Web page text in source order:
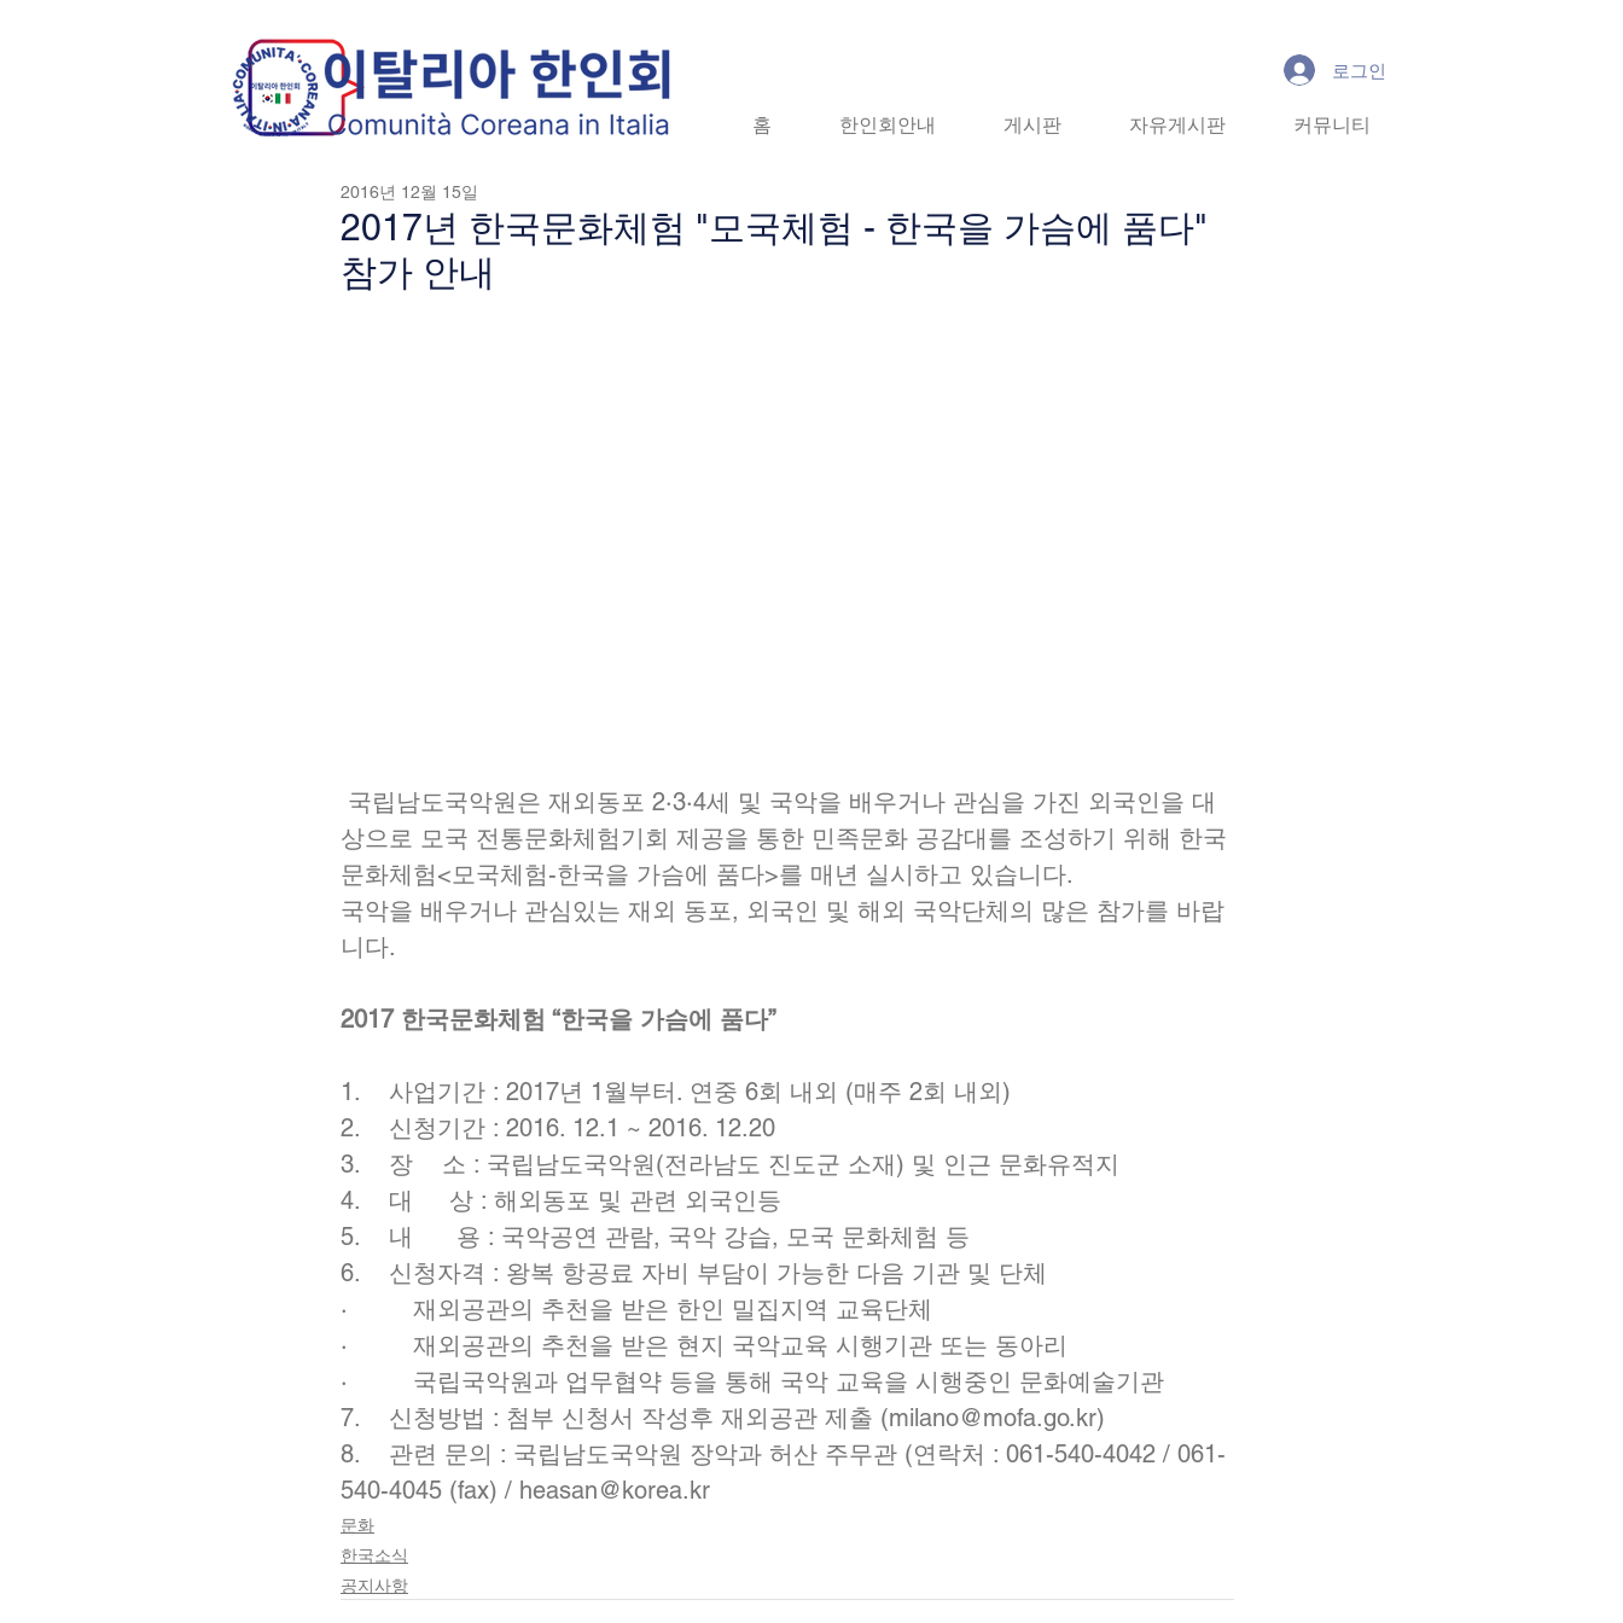
로그인
홈 한인회안내 게시판 자유게시판 커뮤니티
홈 한인회안내 게시판 자유게시판 커뮤니티 More
2017년 한국문화체험 "모국체험 - 한국을 가슴에 품다"
참가 안내
2016년 12월 15일
상으로 모국 전통문화체험기회 제공을 통한 민족문화 공감대를 조성하기 위해 한국
문화체험<모국체험-한국을 가슴에 품다>를 매년 실시하고 있습니다.
국악을 배우거나 관심있는 재외 동포, 외국인 및 해외 국악단체의 많은 참가를 바랍
니다.
2017 한국문화체험 “한국을 가슴에 품다”
1.    사업기간 : 2017년 1월부터. 연중 6회 내외 (매주 2회 내외)
2.    신청기간 : 2016. 12.1 ~ 2016. 12.20
3.    장    소 : 국립남도국악원(전라남도 진도군 소재) 및 인근 문화유적지
4.    대     상 : 해외동포 및 관련 외국인등
5.    내      용 : 국악공연 관람, 국악 강습, 모국 문화체험 등
6.    신청자격 : 왕복 항공료 자비 부담이 가능한 다음 기관 및 단체
·         재외공관의 추천을 받은 한인 밀집지역 교육단체
·         재외공관의 추천을 받은 현지 국악교육 시행기관 또는 동아리
·         국립국악원과 업무협약 등을 통해 국악 교육을 시행중인 문화예술기관
7.    신청방법 : 첨부 신청서 작성후 재외공관 제출 (milano@mofa.go.kr)
8.    관련 문의 : 국립남도국악원 장악과 허산 주무관 (연락처 : 061-540-4042 / 061-
540-4045 (fax) / heasan@korea.kr
문화
한국소식
공지사항